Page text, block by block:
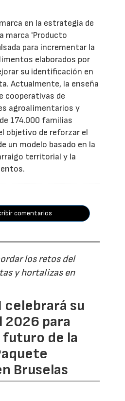
en la estrategia de
marca 'Producto
para incrementar la
elaborados por
su identificación en
Actualmente, la enseña
cooperativas de
agroalimentarios y
174.000 familias
objetivo de reforzar el
un modelo basado en la
territorial y la
comentarios
los retos del
y hortalizas en
celebrará su
2026 para
de la
Bruselas